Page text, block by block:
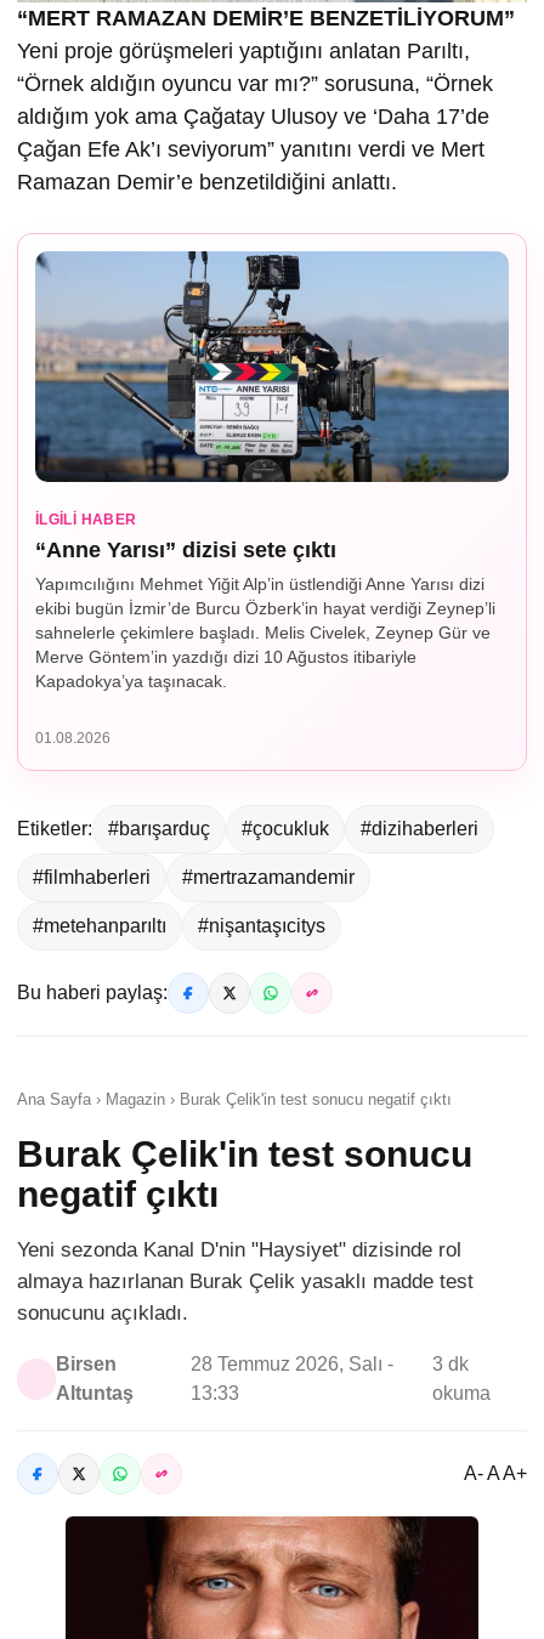
“MERT RAMAZAN DEMİR’E BENZETİLİYORUM”
Yeni proje görüşmeleri yaptığını anlatan Parıltı,
“Örnek aldığın oyuncu var mı?” sorusuna, “Örnek
aldığım yok ama Çağatay Ulusoy ve ‘Daha 17’de
Çağan Efe Ak’ı seviyorum” yanıtını verdi ve Mert
Ramazan Demir’e benzetildiğini anlattı.
İLGILI HABER
“Anne Yarısı” dizisi sete çıktı
Yapımcılığını Mehmet Yiğit Alp’in üstlendiği Anne Yarısı dizi
ekibi bugün İzmir’de Burcu Özberk’in hayat verdiği Zeynep’li
sahnelerle çekimlere başladı. Melis Civelek, Zeynep Gür ve
Merve Göntem’in yazdığı dizi 10 Ağustos itibariyle
Kapadokya’ya taşınacak.
01.08.2026
Etiketler: #barışarduç #çocukluk #dizihaberleri
#filmhaberleri #mertrazamandemir
#metehanparıltı #nişantaşıcitys
Bu haberi paylaş:
Ana Sayfa › Magazin › Burak Çelik'in test sonucu negatif çıktı
Burak Çelik'in test sonucu
negatif çıktı
Yeni sezonda Kanal D'nin "Haysiyet" dizisinde rol
almaya hazırlanan Burak Çelik yasaklı madde test
sonucunu açıkladı.
Birsen
Altuntaş
28 Temmuz 2026, Salı -
13:33
3 dk
okuma
A- A A+